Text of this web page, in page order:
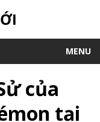
MENU
của
tại